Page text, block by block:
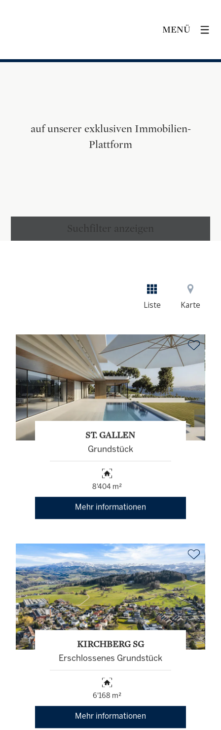
MENÜ
auf unserer exklusiven Immobilien-
Plattform
Suchfilter anzeigen
Liste Karte
ST. GALLEN
Grundstück
8'404 m²
Mehr informationen
KIRCHBERG SG
Erschlossenes Grundstück
6'168 m²
Mehr informationen